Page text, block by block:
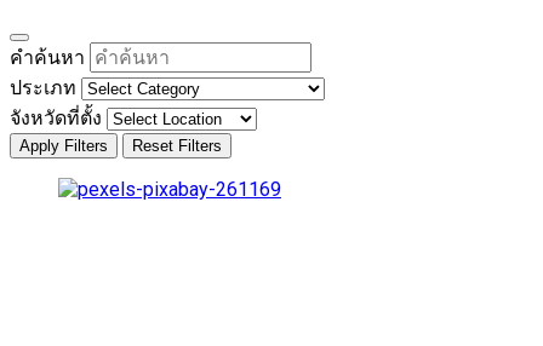
คำค้นหา
ประเภท
จังหวัดที่ตั้ง
Apply Filters Reset Filters